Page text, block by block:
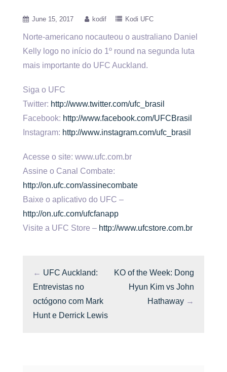
June 15, 2017 kodif Kodi UFC
Norte-americano nocauteou o australiano Daniel
Kelly logo no início do 1º round na segunda luta
mais importante do UFC Auckland.
Siga o UFC
Twitter: http://www.twitter.com/ufc_brasil
Facebook: http://www.facebook.com/UFCBrasil
Instagram: http://www.instagram.com/ufc_brasil
Acesse o site: www.ufc.com.br
Assine o Canal Combate:
http://on.ufc.com/assinecombate
Baixe o aplicativo do UFC –
http://on.ufc.com/ufcfanapp
Visite a UFC Store – http://www.ufcstore.com.br
← UFC Auckland:
Entrevistas no
octógono com Mark
Hunt e Derrick Lewis
KO of the Week: Dong
Hyun Kim vs John
Hathaway →